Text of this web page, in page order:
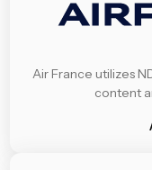
Air France utilizes
content